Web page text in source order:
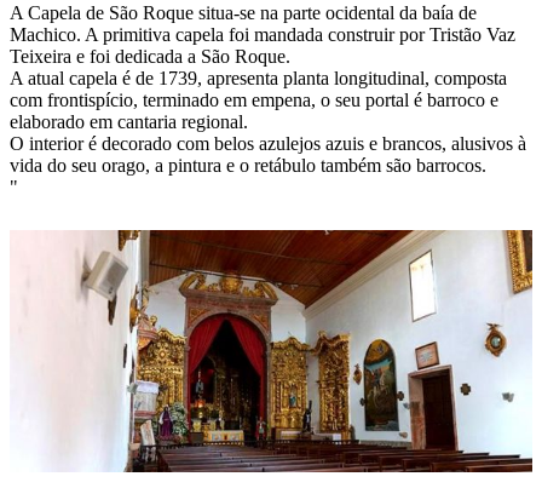
A Capela de São Roque situa-se na parte ocidental da baía de
Machico. A primitiva capela foi mandada construir por Tristão Vaz
Teixeira e foi dedicada a São Roque.
A atual capela é de 1739, apresenta planta longitudinal, composta
com frontispício, terminado em empena, o seu portal é barroco e
elaborado em cantaria regional.
O interior é decorado com belos azulejos azuis e brancos, alusivos à
vida do seu orago, a pintura e o retábulo também são barrocos.
"